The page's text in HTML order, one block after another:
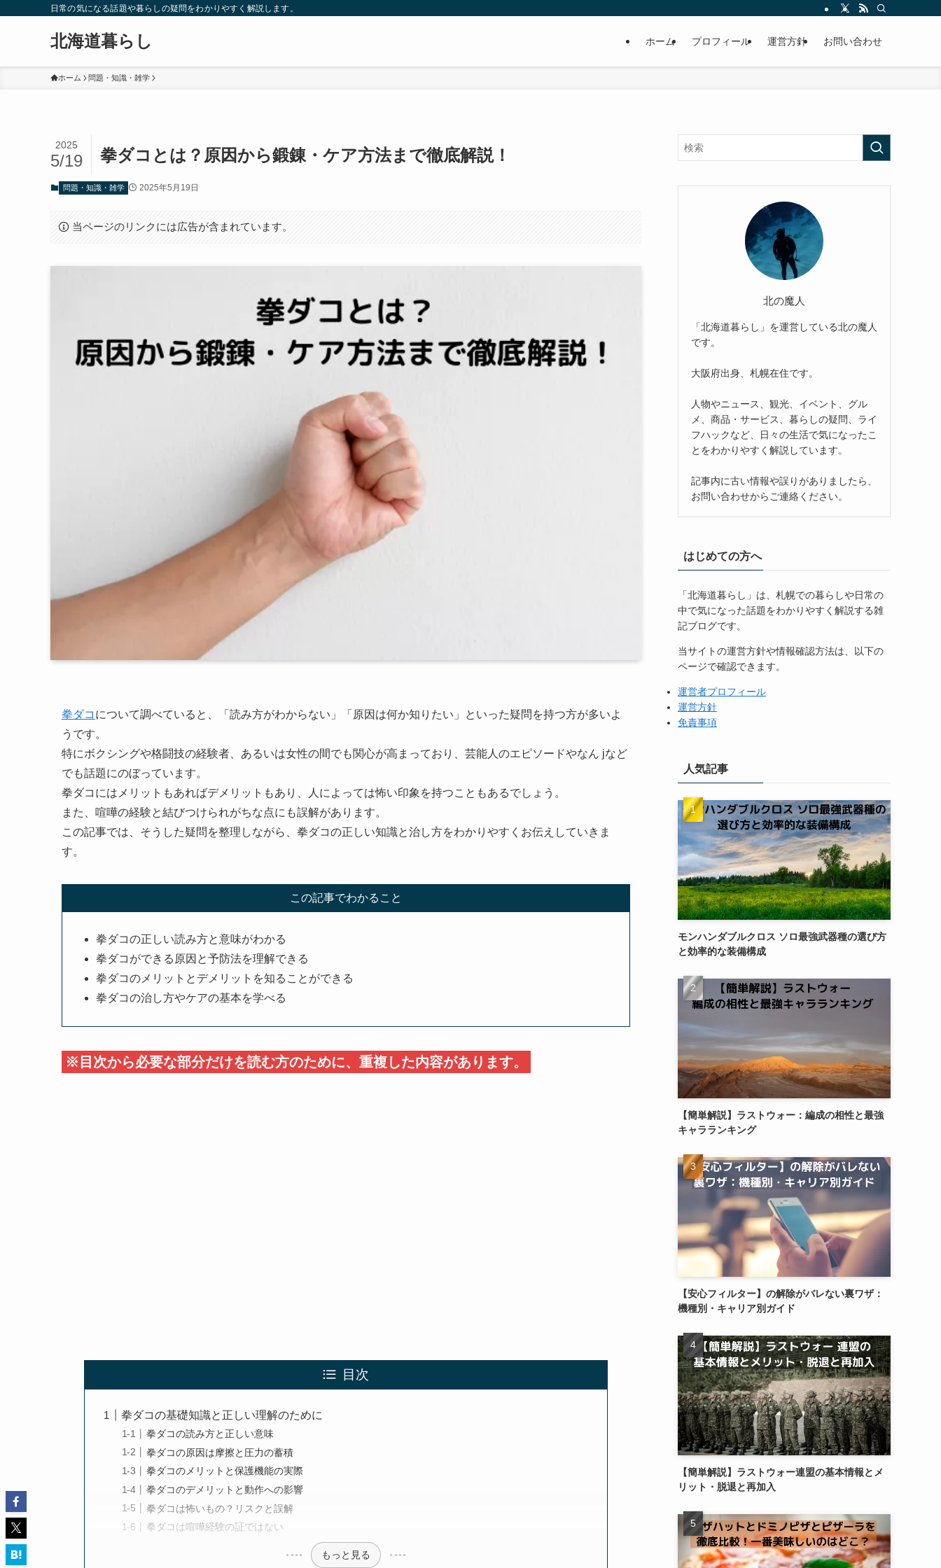
日常の気になる話題や暮らしの疑問をわかりやすく解説します。
北海道暮らし ホーム プロフィール 運営方針 お問い合わせ
ホーム 問題・知識・雑学
拳ダコとは？原因から鍛錬・ケア方法まで徹底解説！
2025
5/19
問題・知識・雑学 2025年5月19日
当ページのリンクには広告が含まれています。
拳ダコ について調べていると、「読み方がわからない」「原因は何か知りたい」といった疑問を持つ方が多いよ
うです。
特にボクシングや格闘技の経験者、あるいは女性の間でも関心が高まっており、芸能人のエピソードやなん jなど
でも話題にのぼっています。
拳ダコにはメリットもあればデメリットもあり、人によっては怖い印象を持つこともあるでしょう。
また、喧嘩の経験と結びつけられがちな点にも誤解があります。
この記事では、そうした疑問を整理しながら、拳ダコの正しい知識と治し方をわかりやすくお伝えしていきま
す。
この記事でわかること
拳ダコの正しい読み方と意味がわかる
拳ダコができる原因と予防法を理解できる
拳ダコのメリットとデメリットを知ることができる
拳ダコの治し方やケアの基本を学べる
※目次から必要な部分だけを読む方のために、重複した内容があります。
目次
拳ダコの基礎知識と正しい理解のために
拳ダコの読み方と正しい意味
拳ダコの原因は摩擦と圧力の蓄積
拳ダコのメリットと保護機能の実際
拳ダコのデメリットと動作への影響
拳ダコは怖いもの？リスクと誤解
拳ダコは喧嘩経験の証ではない
もっと見る
北の魔人
「北海道暮らし」を運営している北の魔人
です。
大阪府出身、札幌在住です。
人物やニュース、観光、イベント、グル
メ、商品・サービス、暮らしの疑問、ライ
フハックなど、日々の生活で気になったこ
とをわかりやすく解説しています。
記事内に古い情報や誤りがありましたら、
お問い合わせからご連絡ください。
はじめての方へ
「北海道暮らし」は、札幌での暮らしや日常の
中で気になった話題をわかりやすく解説する雑
記ブログです。
当サイトの運営方針や情報確認方法は、以下の
ページで確認できます。
運営者プロフィール
運営方針
免責事項
人気記事
モンハンダブルクロス ソロ最強武器種の選び方
と効率的な装備構成
【簡単解説】ラストウォー：編成の相性と最強
キャラランキング
【安心フィルター】の解除がバレない裏ワザ：
機種別・キャリア別ガイド
【簡単解説】ラストウォー連盟の基本情報とメ
リット・脱退と再加入